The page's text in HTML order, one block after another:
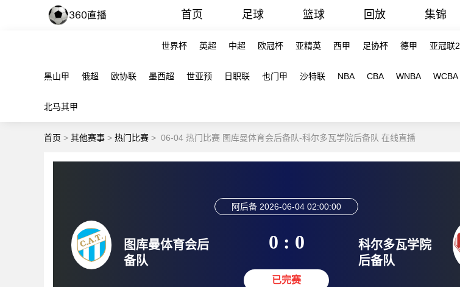
首页 足球 篮球 回放 集锦
世界杯 英超 中超 欧冠杯 亚精英 西甲 足协杯 德甲 亚冠联2
黑山甲 俄超 欧协联 墨西超 世亚预 日职联 也门甲 沙特联 NBA CBA WNBA WCBA
北马其甲
首页 > 其他赛事 > 热门比赛 > 06-04 热门比赛 图库曼体育会后备队-科尔多瓦学院后备队 在线直播
图库曼体育会后
备队
阿后备 2026-06-04 02:00:00
0 : 0
已完赛
科尔多瓦学院
后备队